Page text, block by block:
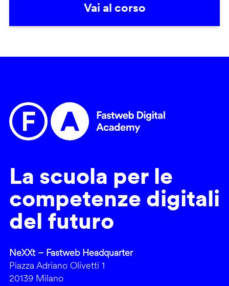
Vai al corso
La scuola per le
competenze digitali
del futuro
NeXXt – Fastweb Headquarter
Piazza Adriano Olivetti 1
20139 Milano